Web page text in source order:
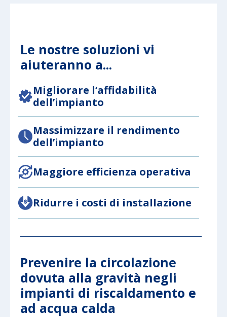
Le nostre soluzioni vi
aiuteranno a...
Migliorare l’affidabilità
dell’impianto
Massimizzare il rendimento
dell’impianto
Maggiore efficienza operativa
Ridurre i costi di installazione
Prevenire la circolazione
dovuta alla gravità negli
impianti di riscaldamento e
ad acqua calda